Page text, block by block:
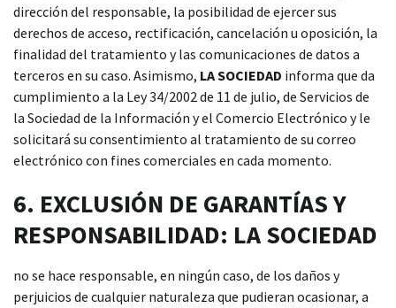
dirección del responsable, la posibilidad de ejercer sus
derechos de acceso, rectificación, cancelación u oposición, la
finalidad del tratamiento y las comunicaciones de datos a
terceros en su caso. Asimismo, LA SOCIEDAD informa que da
cumplimiento a la Ley 34/2002 de 11 de julio, de Servicios de
la Sociedad de la Información y el Comercio Electrónico y le
solicitará su consentimiento al tratamiento de su correo
electrónico con fines comerciales en cada momento.
6. EXCLUSIÓN DE GARANTÍAS Y
RESPONSABILIDAD: LA SOCIEDAD
no se hace responsable, en ningún caso, de los daños y
perjuicios de cualquier naturaleza que pudieran ocasionar, a